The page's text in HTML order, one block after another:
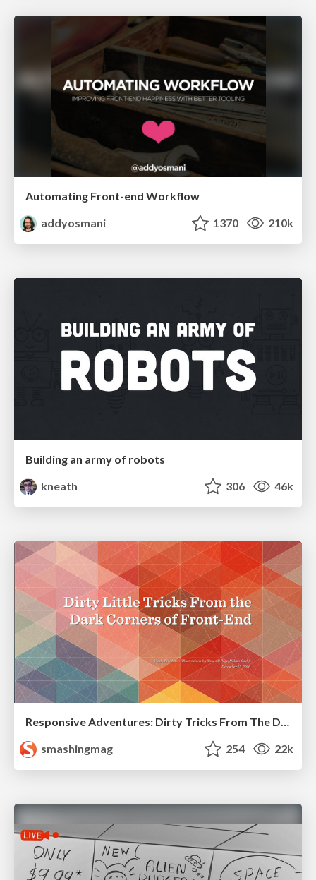
Automating Front-end Workflow
addyosmani
1370 210k
Building an army of robots
kneath
306 46k
Responsive Adventures: Dirty Tricks From The Dark Corners of Front-End
smashingmag
254 22k